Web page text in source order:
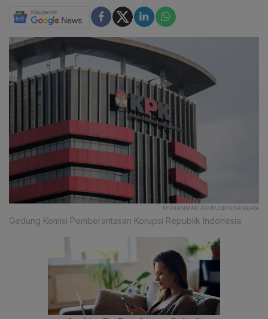
MUHAMMAD ZAENUDDIN|KATADATA
Gedung Komisi Pemberantasan Korupsi Republik Indonesia.